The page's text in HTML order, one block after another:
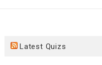
Latest Quizs